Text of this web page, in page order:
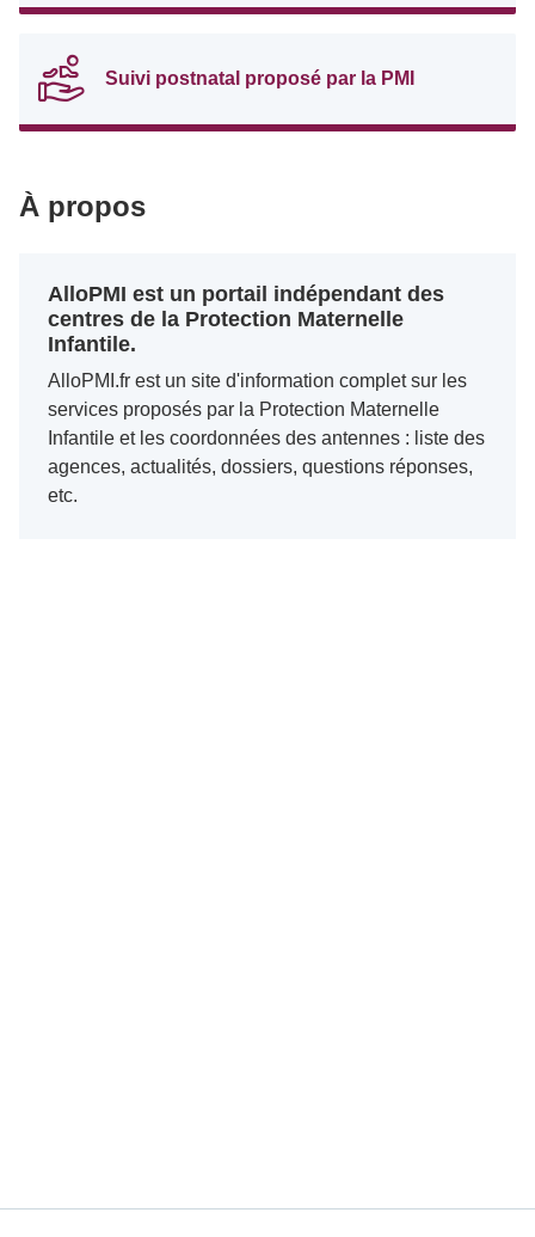
Suivi postnatal proposé par la PMI
À propos
AlloPMI est un portail indépendant des
centres de la Protection Maternelle
Infantile.
AlloPMI.fr est un site d'information complet sur les
services proposés par la Protection Maternelle
Infantile et les coordonnées des antennes : liste des
agences, actualités, dossiers, questions réponses,
etc.